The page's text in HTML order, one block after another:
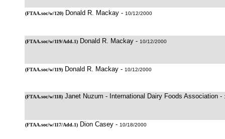
(FTAA.soc/w/120) Donald R. Mackay - 10/12/2000
(FTAA.soc/w/119/Add.1) Donald R. Mackay - 10/12/2000
(FTAA.soc/w/119) Donald R. Mackay - 10/12/2000
(FTAA.soc/w/118) Janet Nuzum - International Dairy Foods Association -
(FTAA.soc/w/117/Add.1) Dion Casey - 10/18/2000